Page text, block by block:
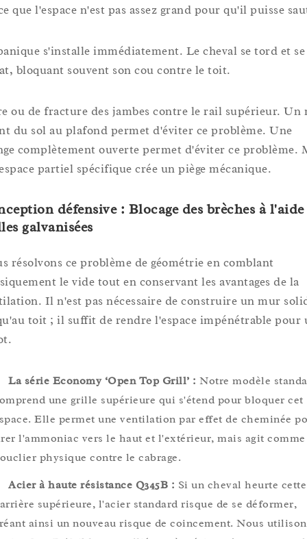
que l'espace n'est pas assez grand pour qu'il puisse
s'installe immédiatement. Le cheval se tord et se
bloquant souvent son cou contre le toit.
ou de fracture des jambes contre le rail supérieur. Un
du sol au plafond permet d'éviter ce problème. Une
complètement ouverte permet d'éviter ce problème.
partiel spécifique crée un piège mécanique.
défensive : Blocage des brèches à l'aide
galvanisées
résolvons ce problème de géométrie en comblant
le vide tout en conservant les avantages de la
Il n'est pas nécessaire de construire un mur
toit ; il suffit de rendre l'espace impénétrable pour
La série Economy ‘Open Top Grill’ : Notre modèle
une grille supérieure qui s'étend pour bloquer cet
Elle permet une ventilation par effet de cheminée
l'ammoniac vers le haut et l'extérieur, mais agit
physique contre le cabrage.
Acier à haute résistance Q345B : Si un cheval heurte cette
supérieure, l'acier standard risque de se déformer,
ainsi un nouveau risque de coincement. Nous